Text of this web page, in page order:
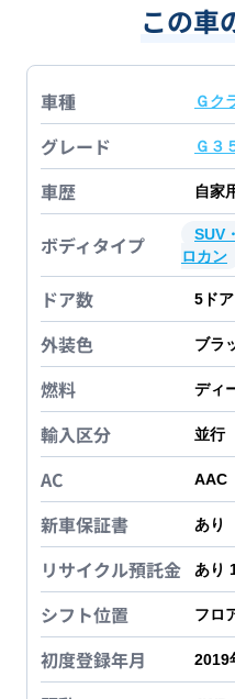
この車
車種 Ｇク
グレード Ｇ３
車歴 自家
ボディタイプ
SUV
ロカン
ドア数 5 ドア
外装色 ブラ
燃料 ディ
輸入区分 並行
AC AAC
新車保証書 あり
リサイクル預託金 あり
シフト位置 フロ
初度登録年月 2019